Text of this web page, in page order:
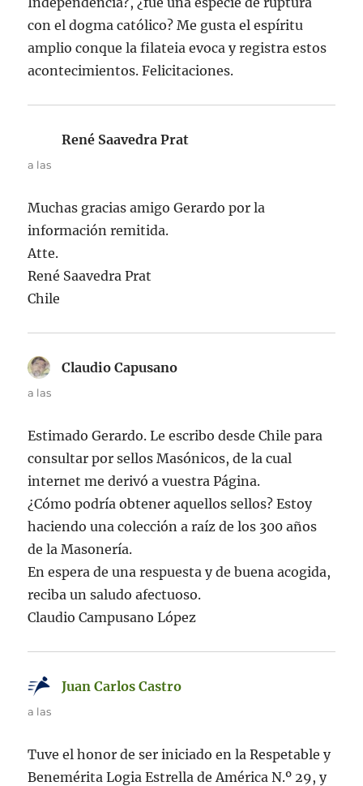
con el dogma católico? Me gusta el espíritu
amplio conque la filateia evoca y registra estos
acontecimientos. Felicitaciones.
René Saavedra Prat
a las
Muchas gracias amigo Gerardo por la
información remitida.
Atte.
René Saavedra Prat
Chile
Claudio Capusano
a las
Estimado Gerardo. Le escribo desde Chile para
consultar por sellos Masónicos, de la cual
internet me derivó a vuestra Página.
¿Cómo podría obtener aquellos sellos? Estoy
haciendo una colección a raíz de los 300 años
de la Masonería.
En espera de una respuesta y de buena acogida,
reciba un saludo afectuoso.
Claudio Campusano López
Juan Carlos Castro
a las
Tuve el honor de ser iniciado en la Respetable y
Benemérita Logia Estrella de América N.º 29, y